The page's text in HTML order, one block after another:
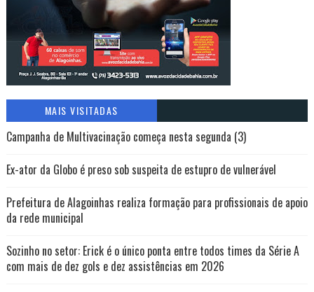
MAIS VISITADAS
Campanha de Multivacinação começa nesta segunda (3)
Ex-ator da Globo é preso sob suspeita de estupro de vulnerável
Prefeitura de Alagoinhas realiza formação para profissionais de apoio
da rede municipal
Sozinho no setor: Erick é o único ponta entre todos times da Série A
com mais de dez gols e dez assistências em 2026